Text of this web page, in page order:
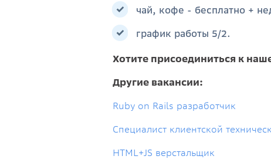
чай, кофе - бесплатно +
график работы 5/2.
Хотите присоединиться к
Другие вакансии:
Ruby on Rails разработчик
Cпециалист клиентской
HTML+JS верстальщик